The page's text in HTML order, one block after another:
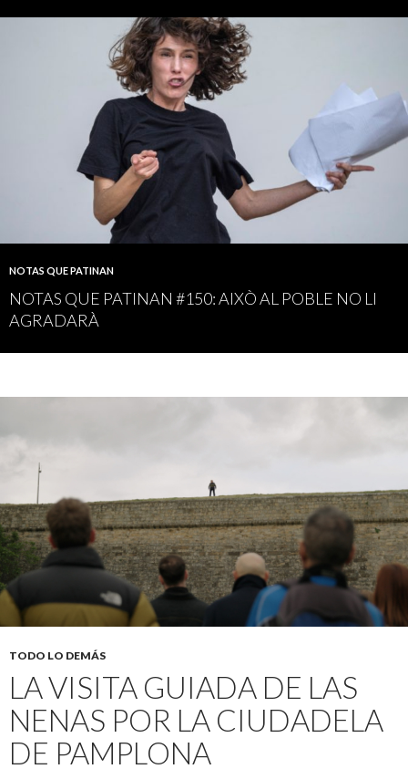
NOTAS QUE PATINAN
NOTAS QUE PATINAN #150: AIXÒ AL POBLE NO LI
AGRADARÀ
TODO LO DEMÁS
LA VISITA GUIADA DE LAS
NENAS POR LA CIUDADELA
DE PAMPLONA